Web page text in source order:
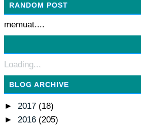
RANDOM POST
memuat....
Loading...
BLOG ARCHIVE
► 2017 (18)
► 2016 (205)